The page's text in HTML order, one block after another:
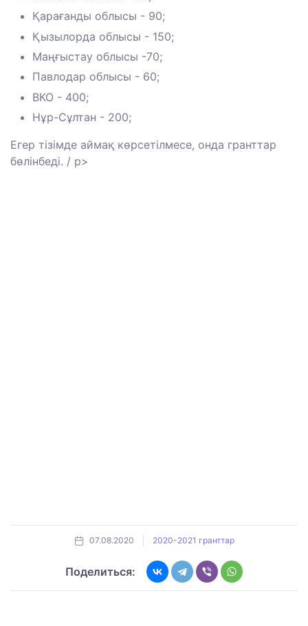
Қарағанды ​​облысы - 90; ⠀
Қызылорда облысы - 150; ⠀
Маңғыстау облысы -70; ⠀
Павлодар облысы - 60; ⠀
ВКО - 400; ⠀
Нұр-Сұлтан - 200;
Егер тізімде аймақ көрсетілмесе, онда гранттар
бөлінбеді. / p>
07.08.2020 2020-2021 гранттар
Поделиться: